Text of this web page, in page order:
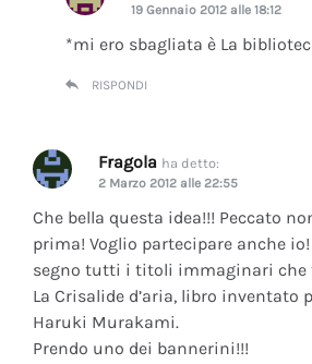
19 Gennaio 2012 alle 18:12
*mi ero sbagliata è La
RISPONDI
Fragola ha detto:
2 Marzo 2012 alle 22:55
Che bella questa idea!!! Peccato
prima! Voglio partecipare anche
segno tutti i titoli immaginari che
La Crisalide d’aria, libro inventato
Haruki Murakami.
Prendo uno dei bannerini!!!